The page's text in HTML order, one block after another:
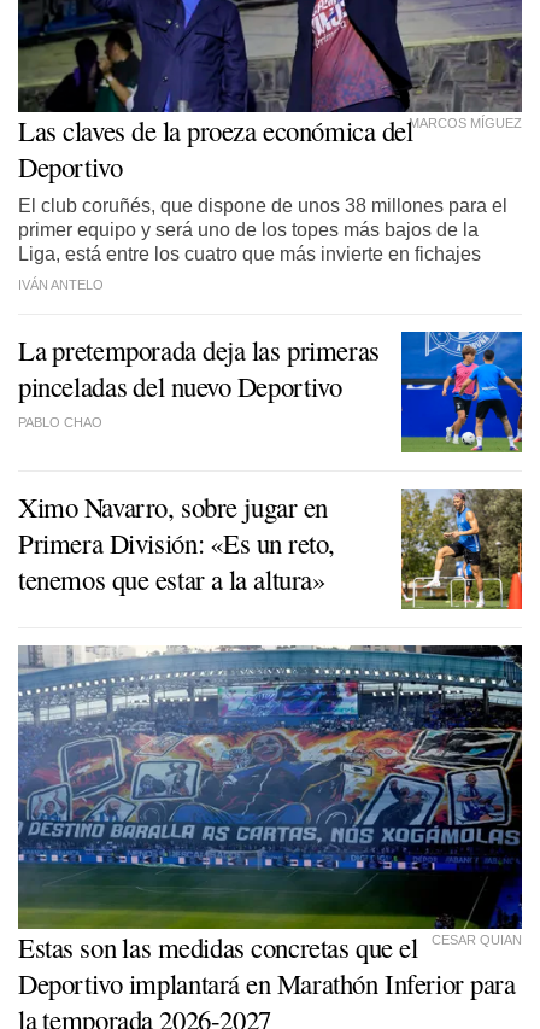
MARCOS MÍGUEZ
Las claves de la proeza económica del
Deportivo
El club coruñés, que dispone de unos 38 millones para el
primer equipo y será uno de los topes más bajos de la
Liga, está entre los cuatro que más invierte en fichajes
IVÁN ANTELO
La pretemporada deja las primeras
pinceladas del nuevo Deportivo
PABLO CHAO
Ximo Navarro, sobre jugar en
Primera División: «Es un reto,
tenemos que estar a la altura»
CESAR QUIAN
Estas son las medidas concretas que el
Deportivo implantará en Marathón Inferior para
la temporada 2026-2027